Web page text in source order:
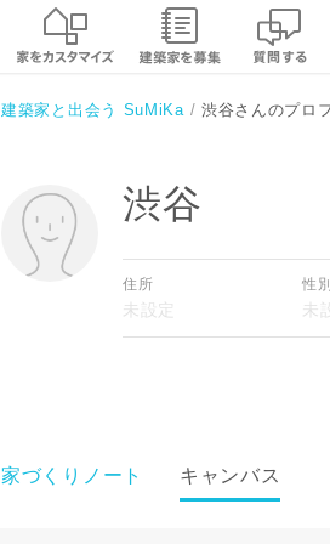
建築家と出会う SuMiKa 渋谷さんのプロ
渋谷
住所 性
家づくりノート キャンバス